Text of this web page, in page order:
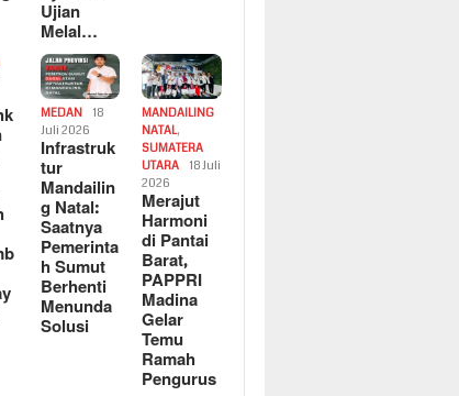
Ujian
Melal…
MEDAN
18
Juli 2026
Infrastruk
tur
Mandailin
g Natal:
Saatnya
Pemerinta
h Sumut
Berhenti
Menunda
Solusi
MANDAILING
NATAL,
SUMATERA
UTARA
18 Juli
2026
Merajut
Harmoni
di Pantai
Barat,
PAPPRI
Madina
Gelar
Temu
Ramah
Pengurus